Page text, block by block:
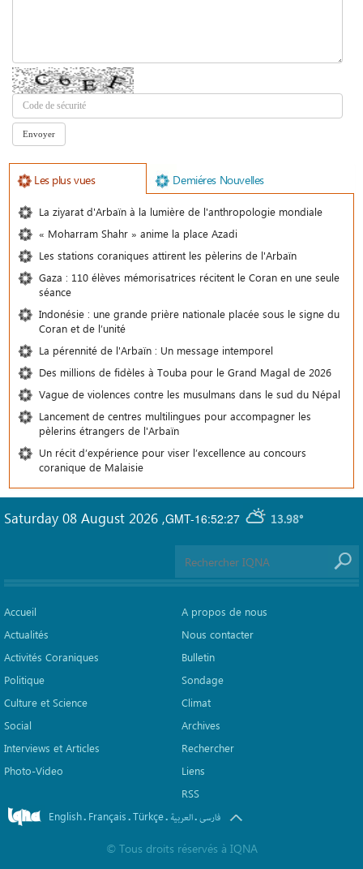
Les plus vues Demiéres Nouvelles
La ziyarat d'Arbaïn à la lumière de l'anthropologie mondiale
« Moharram Shahr » anime la place Azadi
Les stations coraniques attirent les pèlerins de l'Arbaïn
Gaza : 110 élèves mémorisatrices récitent le Coran en une seule
séance
Indonésie : une grande prière nationale placée sous le signe du
Coran et de l’unité
La pérennité de l'Arbaïn : Un message intemporel
Des millions de fidèles à Touba pour le Grand Magal de 2026
Vague de violences contre les musulmans dans le sud du Népal
Lancement de centres multilingues pour accompagner les
pèlerins étrangers de l'Arbaïn
Un récit d’expérience pour viser l’excellence au concours
coranique de Malaisie
GMT-16:52:27 13.98°
Saturday 08 August 2026 ,
Accueil
Actualités
Activités Coraniques
Politique
Culture et Science
Social
Interviews et Articles
Photo-Video
A propos de nous
Nous contacter
Bulletin
Sondage
Climat
Archives
Rechercher
Liens
RSS
English. Français.Türkçe. العربیة.فارسی
© Tous droits réservés à IQNA